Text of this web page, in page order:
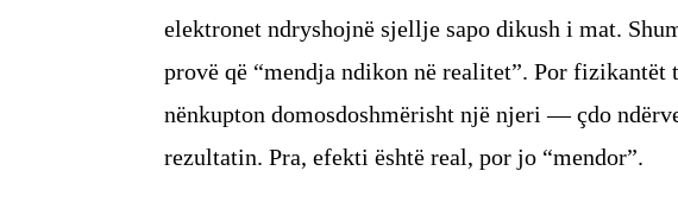
elektronet ndryshojnë sjellje sapo dikush i mat.
provë që “mendja ndikon në realitet”. Por fizikantët
nënkupton domosdoshmërisht një njeri — çdo
rezultatin. Pra, efekti është real, por jo “mendor”.